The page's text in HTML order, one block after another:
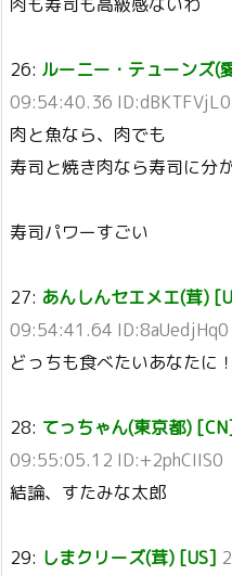
26: ルーニー・テューンズ(
09:54:40.36 ID:dBKTFVjL0
肉と魚なら、肉でも
寿司と焼き肉なら寿司に分
寿司パワーすごい
27: あんしんセエメエ(茸)
09:54:41.64 ID:8aUedjHq0
どっちも食べたいあなたに
28: てっちゃん(東京都)
09:55:05.12 ID:+2phCIIS0
結論、すたみな太郎
29: しまクリーズ(茸) [US]